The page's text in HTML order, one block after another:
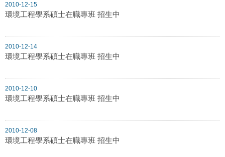
2010-12-15
環境工程學系碩士在職專班 招生中
2010-12-14
環境工程學系碩士在職專班 招生中
2010-12-10
環境工程學系碩士在職專班 招生中
2010-12-08
環境工程學系碩士在職專班 招生中